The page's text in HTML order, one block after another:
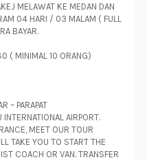
MELAWAT KE MEDAN DAN
04 HARI / 03 MALAM ( FULL
BAYAR.
( MINIMAL 10 ORANG)
– PARAPAT
AIRPORT.
MEET OUR TOUR
TAKE YOU TO START THE
COACH OR VAN. TRANSFER